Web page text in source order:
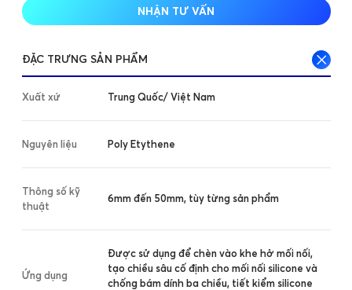
NHẬN TƯ VẤN
ĐẶC TRƯNG SẢN PHẨM
Xuất xứ Trung Quốc/ Việt Nam
Nguyên liệu Poly Etythene
Thông số kỹ
thuật
6mm đến 50mm, tùy từng sản phẩm
Ứng dụng
Được sử dụng để chèn vào khe hở mối nối,
tạo chiều sâu cố định cho mối nối silicone và
chống bám dính ba chiều, tiết kiểm silicone